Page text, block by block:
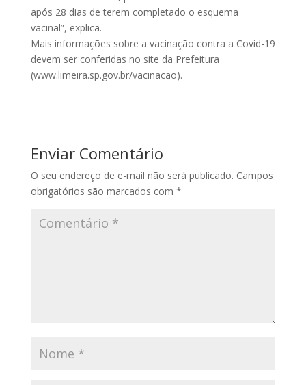
após 28 dias de terem completado o esquema
vacinal”, explica.
Mais informações sobre a vacinação contra a Covid-19
devem ser conferidas no site da Prefeitura
(www.limeira.sp.gov.br/vacinacao).
Enviar Comentário
O seu endereço de e-mail não será publicado. Campos
obrigatórios são marcados com *